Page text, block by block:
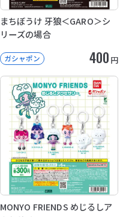
まちぼうけ 牙狼＜GARO＞シ
リーズの場合
ガシャポン 400 円
MONYO FRIENDS めじるしア